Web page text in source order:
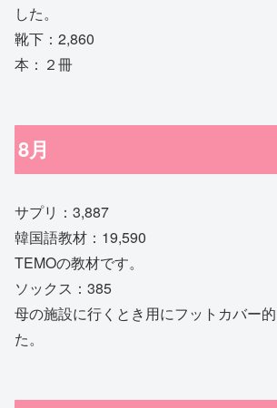
した。
靴下：2,860
本：２冊
8月
サプリ：3,887
韓国語教材：19,590
TEMOの教材です。
ソックス：385
母の施設に行くとき用にフットカバー
た。